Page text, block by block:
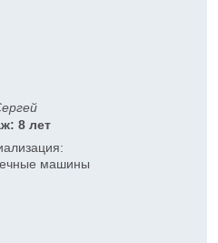
8 лет
машины